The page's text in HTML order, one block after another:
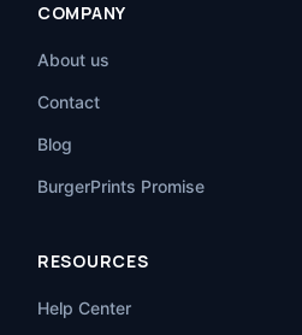
COMPANY
About us
Contact
Blog
BurgerPrints Promise
RESOURCES
Help Center